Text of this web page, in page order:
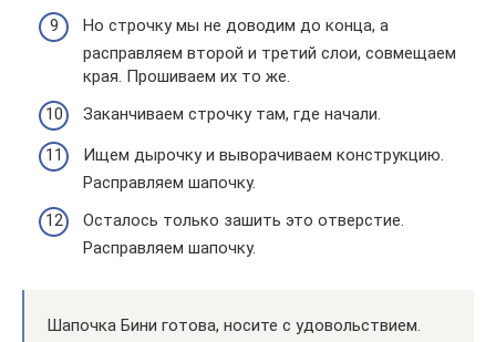
Но строчку мы не доводим до конца, а
расправляем второй и третий слои, совмещаем
края. Прошиваем их то же.
Заканчиваем строчку там, где начали.
Ищем дырочку и выворачиваем конструкцию.
Расправляем шапочку.
Осталось только зашить это отверстие.
Расправляем шапочку.
Шапочка Бини готова, носите с удовольствием.